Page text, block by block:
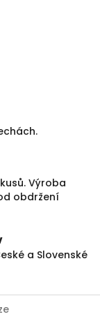
Výroba
obdržení
a Slovenské